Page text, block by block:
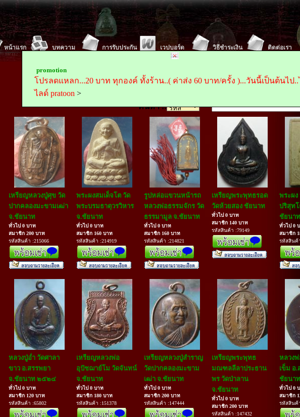
promotion
โปรลดแหลก...20 บาท ทุกองค์ ทั้งร้าน..( ค่าส่ง 60 บาท/ครั้ง )...วันนี้เป็นต้นไป
ไลด์ pratoon >
หน้าแรก บทความ การรับประกัน เวปบอร์ด วิธีชำระเงิน ติดต่อเรา
ตั้งค่า พระถูกถูกดอทคอม(www.prathookthook.com)เป็นหน้าแรก ในการเข้าเยี่ยมชม
สนใจ ติดต่อ
ค้นหา ::
เหรียญหลวงปู่ศุข วัด
ปากคลองมะขามเฒ่า
จ.ชัยนาท
ทั่วไป 0 บาท
สมาชิก 200 บาท
รหัสสินค้า :215066
พระผงสมเด็จโต วัด
พระบรมธาตุวรวิหาร
จ.ชัยนาท
ทั่วไป 0 บาท
สมาชิก 160 บาท
รหัสสินค้า :214919
รูปหล่อแขวนหน้ารถ
หลวงพ่อธรรมจักร วัด
ธรรมามูล จ.ชัยนาท
ทั่วไป 0 บาท
สมาชิก 160 บาท
รหัสสินค้า :214821
เหรียญพระพุทธรอด
วัดห้วยสอง ชัยนาท
ทั่วไป 0 บาท
สมาชิก 140 บาท
รหัสสินค้า :79149
พระผ
ปริสุท
ชัยนาท
ทั่วไป 0
สมาชิก
รหัสสินค้
หลวงปู่อ่ำ วัดศาลา
ขาว อ.สรรพยา
จ.ชัยนาท ๒๕๒๔
ทั่วไป 0 บาท
สมาชิก 120 บาท
รหัสสินค้า :65802
เหรียญหลวงพ่อ
อุปัชฌาย์โม วัดจันทน์
จ.ชัยนาท
ทั่วไป 0 บาท
สมาชิก 180 บาท
รหัสสินค้า :151378
เหรียญหลวงปู่สำราญ
วัดปากคลองมะขาม
เฒ่า จ.ชัยนาท
ทั่วไป 0 บาท
สมาชิก 200 บาท
รหัสสินค้า :147444
เหรียญพระพุทธ
มณฑลลีลาประธาน
พร วัดป่าลาน
จ.ชัยนาท
ทั่วไป 0 บาท
สมาชิก 200 บาท
รหัสสินค้า :147432
หลวงพ่
เข็ม อ.
ชัยนา
ทั่วไป 0
สมาชิก
รหัสสินค้